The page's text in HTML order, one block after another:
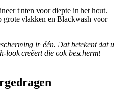
tinten voor diepte in het hout.
grote vlakken en Blackwash voor
in één. Dat betekent dat u
look creëert die ook beschermt